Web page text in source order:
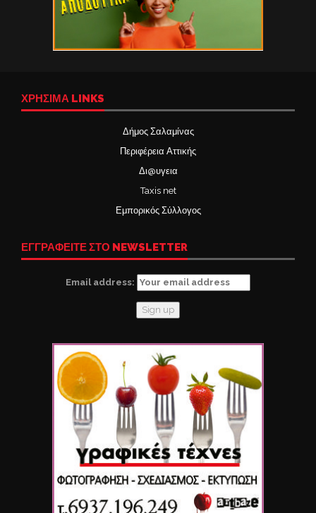
ΧΡΉΣΙΜΑ LINKS
Δήμος Σαλαμίνας
Περιφέρεια Αττικής
Δι@υγεια
Taxis net
Εμπορικός Σύλλογος
ΕΓΓΡΑΦΕΙΤΕ ΣΤΟ NEWSLETTER
Email address: